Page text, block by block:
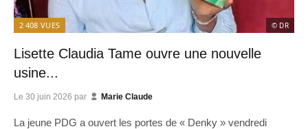
2 408 VUES © DR
Lisette Claudia Tame ouvre une nouvelle
usine...
Le 30 juin 2026 par Marie Claude
La jeune PDG a ouvert les portes de « Denky » vendredi